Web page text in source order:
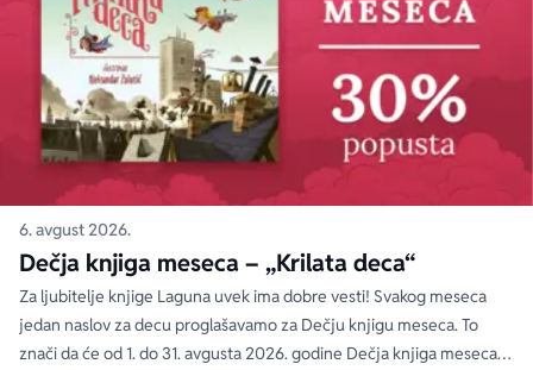
6. avgust 2026.
Dečja knjiga meseca – „Krilata deca“
Za ljubitelje knjige Laguna uvek ima dobre vesti! Svakog meseca
jedan naslov za decu proglašavamo za Dečju knjigu meseca. To
znači da će od 1. do 31. avgusta 2026. godine Dečja knjiga meseca